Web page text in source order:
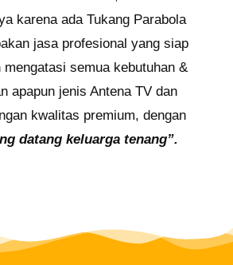
karena ada Tukang Parabola
jasa profesional yang siap
mengatasi semua kebutuhan &
apapun jenis Antena TV dan
kwalitas premium, dengan
datang keluarga tenang”.